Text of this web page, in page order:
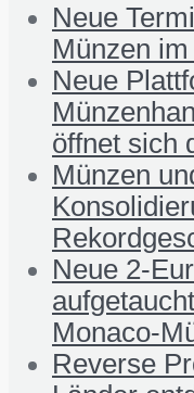
Neue
Münzen
Neue
öffnet sich
Münzen
Neue 2-
Monaco-
Reverse